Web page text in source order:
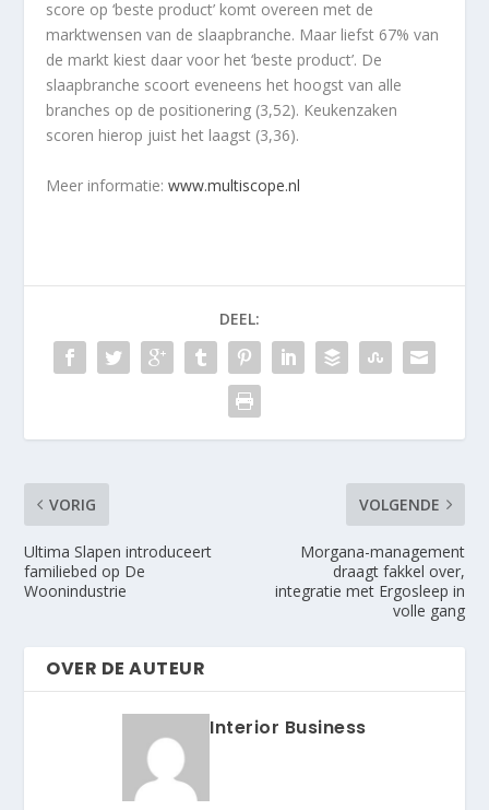
score op ‘beste product’ komt overeen met de
marktwensen van de slaapbranche. Maar liefst 67% van
de markt kiest daar voor het ‘beste product’. De
slaapbranche scoort eveneens het hoogst van alle
branches op de positionering (3,52). Keukenzaken
scoren hierop juist het laagst (3,36).
Meer informatie:www.multiscope.nl
DEEL:
VORIG
Ultima Slapen introduceert
familiebed op De
Woonindustrie
VOLGENDE
Morgana-management
draagt fakkel over,
integratie met Ergosleep in
volle gang
OVER DE AUTEUR
Interior Business